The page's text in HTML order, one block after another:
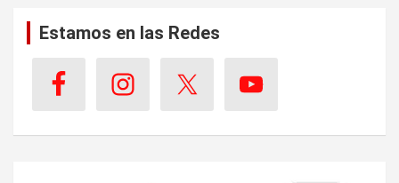
Estamos en las Redes